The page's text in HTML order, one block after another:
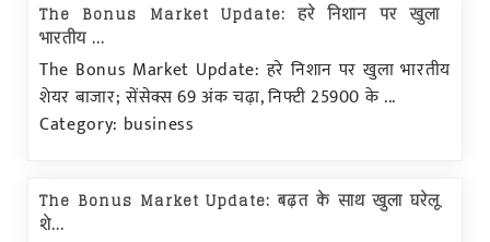
The Bonus Market Update: हरे निशान पर खुला
भारतीय ...
The Bonus Market Update: हरे निशान पर खुला भारतीय
शेयर बाजार; सेंसेक्स 69 अंक चढ़ा, निफ्टी 25900 के ...
Category: business
The Bonus Market Update: बढ़त के साथ खुला घरेलू
शे...